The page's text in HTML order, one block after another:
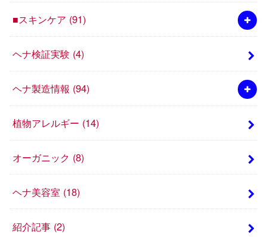
■スキンケア (91)
ヘナ検証実験 (4)
ヘナ製造情報 (94)
植物アレルギー (14)
オーガニック (8)
ヘナ美容室 (18)
紹介記事 (2)